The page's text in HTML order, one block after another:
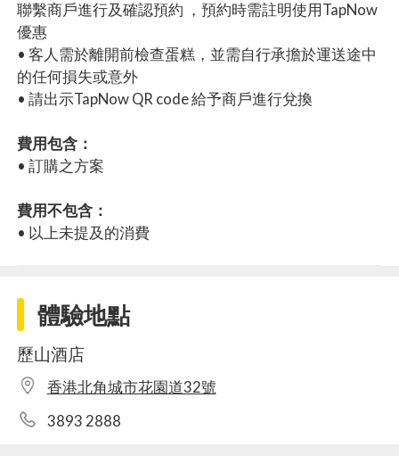
聯繫商戶進行及確認預約 ，預約時需註明使用TapNow
優惠
• 客人需於離開前檢查蛋糕，並需自行承擔於運送途中
的任何損失或意外
• 請出示TapNow QR code 給予商戶進行兌換
費用包含：
• 訂購之方案
費用不包含：
• 以上未提及的消費
體驗地點
歷山酒店
香港北角城市花園道32號
3893 2888